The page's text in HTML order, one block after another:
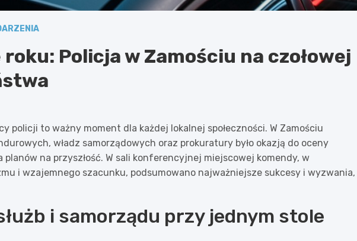
Policja w Zamościu na czołowej
policji to ważny moment dla każdej lokalnej społeczności. W Zamościu
władz samorządowych oraz prokuratury było okazją do oceny
planów na przyszłość. W sali konferencyjnej miejscowej komendy, w
i wzajemnego szacunku, podsumowano najważniejsze sukcesy i wyzwania,
i samorządu przy jednym stole